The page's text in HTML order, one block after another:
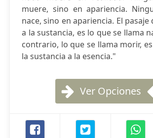
muere, sino en apariencia.
nace, sino en apariencia. El pasaje
a la sustancia, es lo que se llama
contrario, lo que se llama morir,
la sustancia a la esencia."
Ver Opciones